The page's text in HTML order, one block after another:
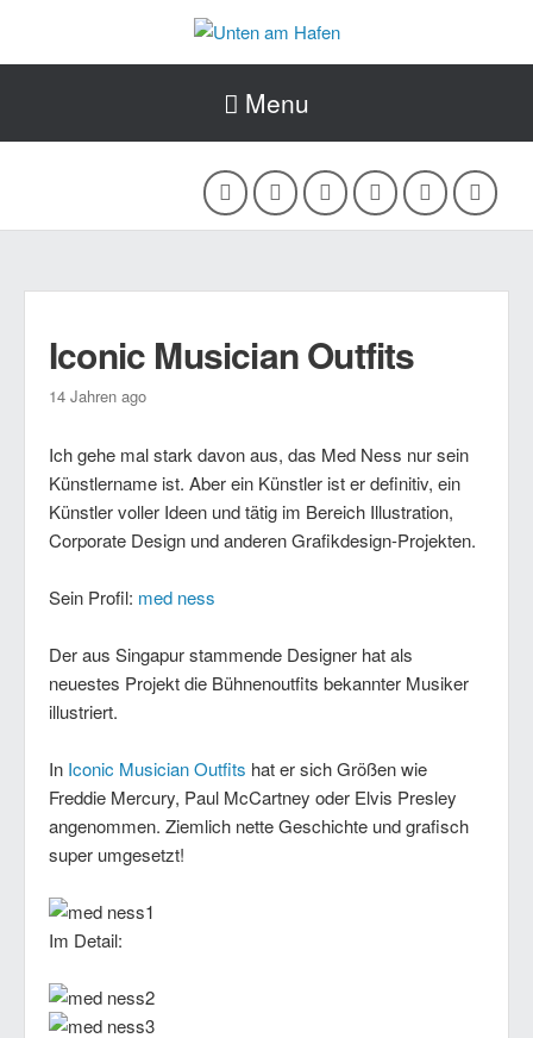
Menu
Iconic Musician Outfits
14 Jahren ago
Ich gehe mal stark davon aus, das Med Ness nur sein
Künstlername ist. Aber ein Künstler ist er definitiv, ein
Künstler voller Ideen und tätig im Bereich Illustration,
Corporate Design und anderen Grafikdesign-Projekten.
Sein Profil: med ness
Der aus Singapur stammende Designer hat als
neuestes Projekt die Bühnenoutfits bekannter Musiker
illustriert.
In Iconic Musician Outfits hat er sich Größen wie
Freddie Mercury, Paul McCartney oder Elvis Presley
angenommen. Ziemlich nette Geschichte und grafisch
super umgesetzt!
Im Detail: